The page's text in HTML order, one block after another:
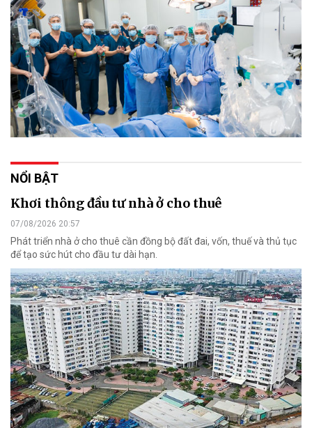
NỔI BẬT
Khơi thông đầu tư nhà ở cho thuê
07/08/2026 20:57
Phát triển nhà ở cho thuê cần đồng bộ đất đai, vốn, thuế và thủ tục
để tạo sức hút cho đầu tư dài hạn.